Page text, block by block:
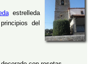
estrelleda
del